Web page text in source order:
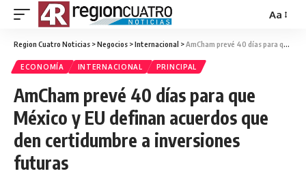
Aa
Region Cuatro Noticias >Negocios >Internacional >AmCham prevé 40 días para que México y EU definan acuerdos que den certidumbre a inversiones futuras
ECONOMÍA INTERNACIONAL PRINCIPAL
AmCham prevé 40 días para que
México y EU definan acuerdos que
den certidumbre a inversiones
futuras